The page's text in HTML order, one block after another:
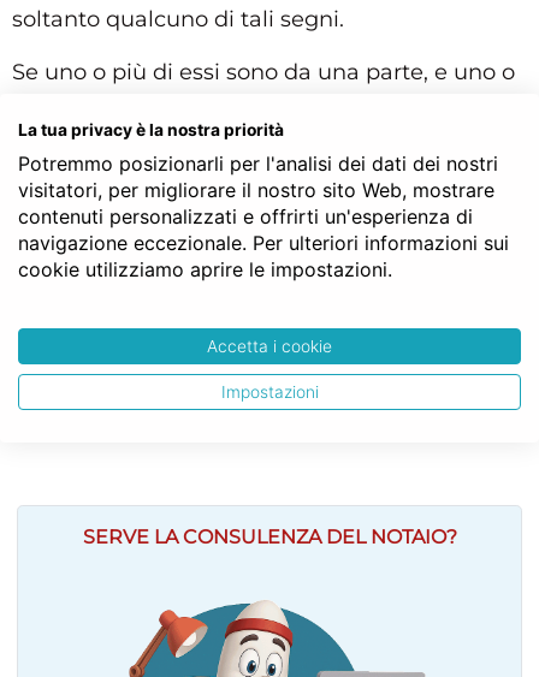
soltanto qualcuno di tali segni.
Se uno o più di essi sono da una parte, e uno o
comune: in ogni caso la positura del piovente
prevale su tutti gli altri indizi.
Struttura gerarchica per l'articolo 881 del Codice Civile:
Codice Civile
LIBRO TERZO - Della proprietà
Capo II - Della proprietà fondiaria
Sezione VI - Delle distanze nelle costruzioni,
piantagioni e scavi e dei muri, fossi e siepi interposti
fra i fondi
SERVE LA CONSULENZA DEL NOTAIO?
La tua privacy è la nostra priorità
Potremmo posizionarli per l'analisi dei dati dei nostri
visitatori, per migliorare il nostro sito Web, mostrare
contenuti personalizzati e offrirti un'esperienza di
navigazione eccezionale. Per ulteriori informazioni sui
cookie utilizziamo aprire le impostazioni.
Accetta i cookie
Impostazioni